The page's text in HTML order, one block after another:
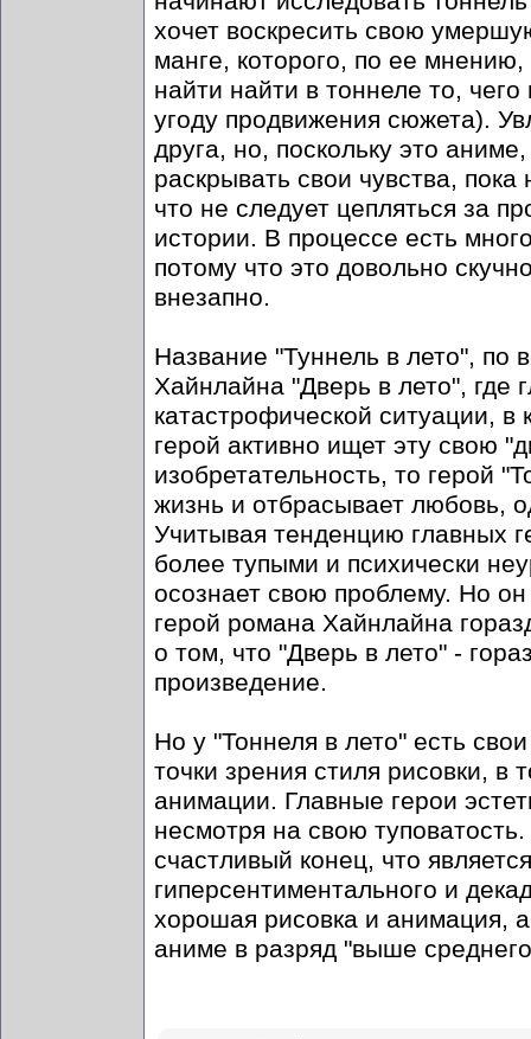
хочет воскресить свою
манге, которого, по ее мнению,
найти найти в тоннеле то,
угоду продвижения сюжета).
друга, но, поскольку это
раскрывать свои чувства,
что не следует цепляться за
истории. В процессе есть
потому что это довольно
внезапно.
Название "Туннель в лето", по
Хайнлайна "Дверь в лето", где
катастрофической ситуации,
герой активно ищет эту свою
изобретательность, то герой
жизнь и отбрасывает любовь,
Учитывая тенденцию главных
более тупыми и психически
осознает свою проблему. Но
герой романа Хайнлайна
о том, что "Дверь в лето" -
произведение.
Но у "Тоннеля в лето" есть
точки зрения стиля рисовки, в
анимации. Главные герои
несмотря на свою
счастливый конец, что
гиперсентиментального и
хорошая рисовка и анимация,
аниме в разряд "выше